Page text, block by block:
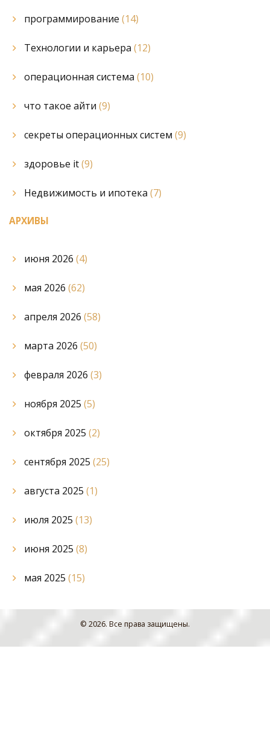
программирование (14)
Технологии и карьера (12)
операционная система (10)
что такое айти (9)
секреты операционных систем (9)
здоровье it(9)
Недвижимость и ипотека (7)
АРХИВЫ
июня 2026 (4)
мая 2026 (62)
апреля 2026 (58)
марта 2026 (50)
февраля 2026 (3)
ноября 2025 (5)
октября 2025 (2)
сентября 2025 (25)
августа 2025 (1)
июля 2025 (13)
июня 2025 (8)
мая 2025 (15)
© 2026. Все права защищены.